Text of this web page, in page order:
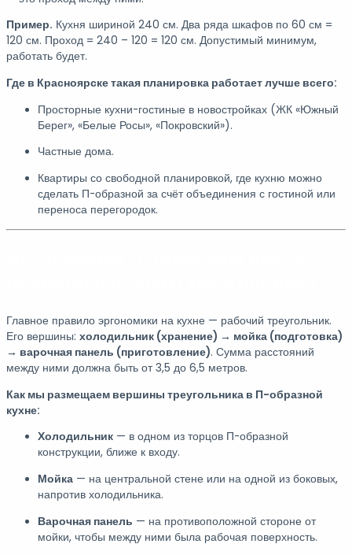
Пример. Кухня шириной 240 см. Два ряда шкафов по 60 см =
120 см. Проход = 240 – 120 = 120 см. Допустимый минимум,
работать будет.
Где в Красноярске такая планировка работает лучше всего:
Просторные кухни-гостиные в новостройках (ЖК «Южный
Берег», «Белые Росы», «Покровский»).
Частные дома.
Квартиры со свободной планировкой, где кухню можно
сделать П-образной за счёт объединения с гостиной или
переноса перегородок.
Главное правило эргономики на кухне — рабочий треугольник.
Его вершины: холодильник (хранение) → мойка (подготовка)
→ варочная панель (приготовление). Сумма расстояний
между ними должна быть от 3,5 до 6,5 метров.
Как мы размещаем вершины треугольника в П-образной
кухне:
Холодильник — в одном из торцов П-образной
конструкции, ближе к входу.
Мойка — на центральной стене или на одной из боковых,
напротив холодильника.
Варочная панель — на противоположной стороне от
мойки, чтобы между ними была рабочая поверхность.